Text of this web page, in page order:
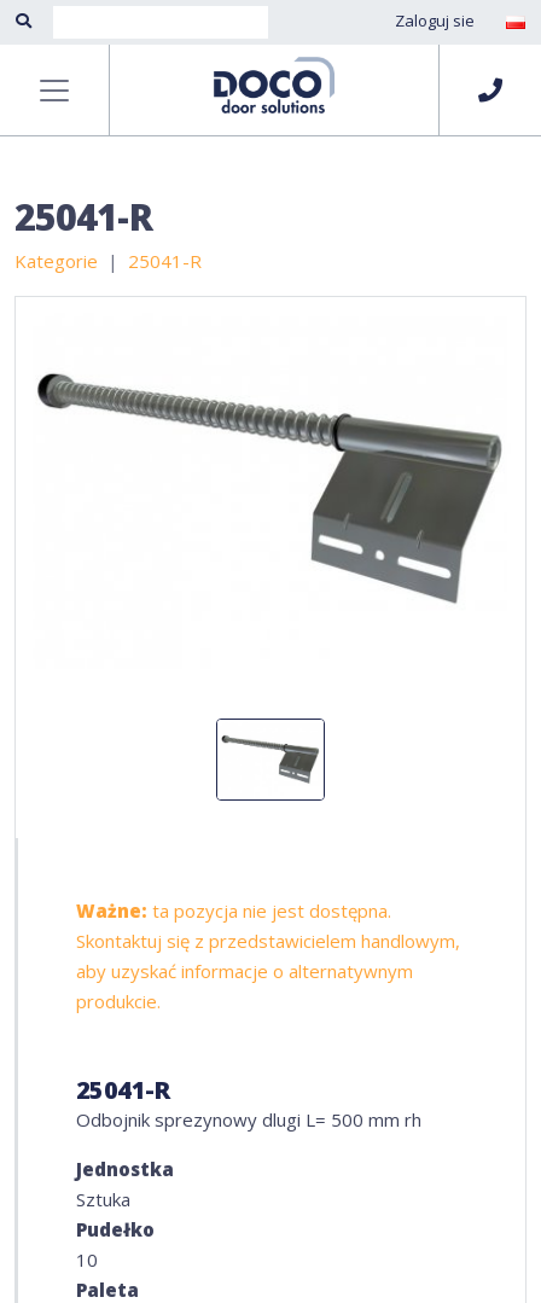
Zaloguj sie
25041-R
Kategorie 25041-R
Ważne: ta pozycja nie jest dostępna.
Skontaktuj się z przedstawicielem handlowym,
aby uzyskać informacje o alternatywnym
produkcie.
25041-R
Odbojnik sprezynowy dlugi L= 500 mm rh
Jednostka
Sztuka
Pudełko
10
Paleta